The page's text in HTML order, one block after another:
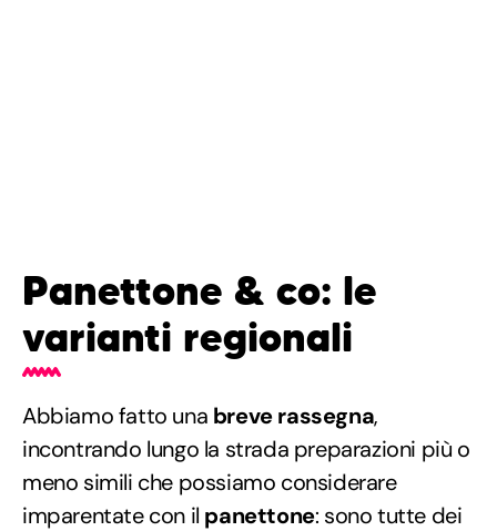
Panettone & co: le
varianti regionali
Abbiamo fatto una breve rassegna,
incontrando lungo la strada preparazioni più o
meno simili che possiamo considerare
imparentate con il panettone: sono tutte dei